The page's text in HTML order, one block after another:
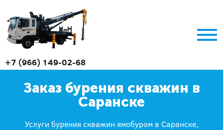
+7 (966) 149-02-68
Заказ бурения скважин в
Саранске
Услуги бурения скважин ямобуром в Саранске,